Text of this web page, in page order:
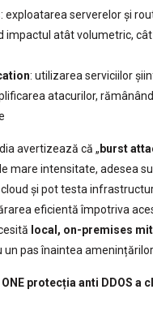
: exploatarea serverelor și
impactul atât volumetric, cât
: utilizarea serviciilor
atacurilor,
avertizează că „ burst
mare intensitate, adesea
și pot testa
eficientă împotriva
local, on-premises
un pas înaintea
protecția anti DDOS a